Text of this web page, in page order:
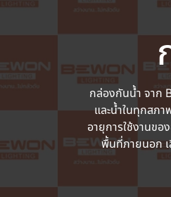
กล่องกันน้ำ จาก
และน้ำในทุกสภ
อายุการใช้งานข
พื้นที่ภายนอก